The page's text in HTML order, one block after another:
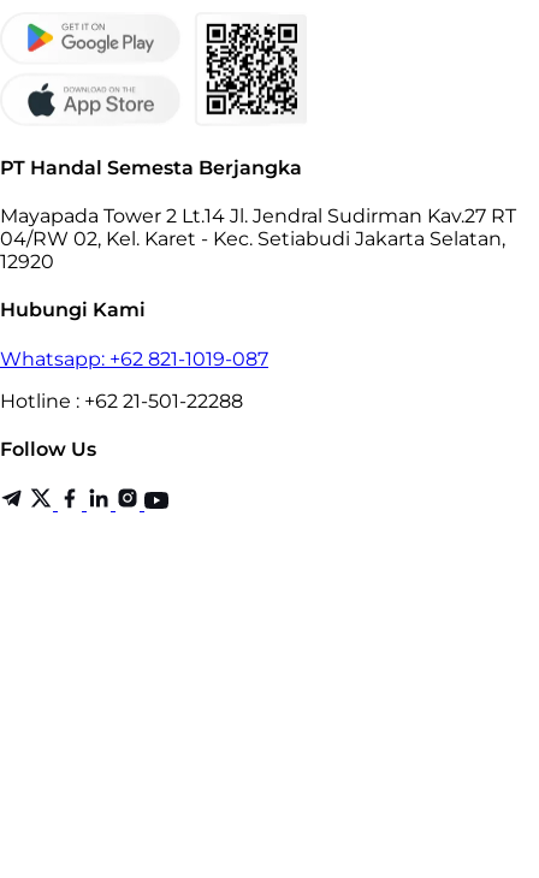
PT Handal Semesta Berjangka
Mayapada Tower 2 Lt.14 Jl. Jendral Sudirman Kav.27 RT
04/RW 02, Kel. Karet - Kec. Setiabudi Jakarta Selatan,
12920
Hubungi Kami
Whatsapp: +62 821-1019-087
Hotline : +62 21-501-22288
Follow Us